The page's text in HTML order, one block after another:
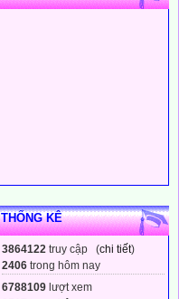
THỐNG KÊ
3864122 truy cập (chi tiết)
2406 trong hôm nay
6788109 lượt xem